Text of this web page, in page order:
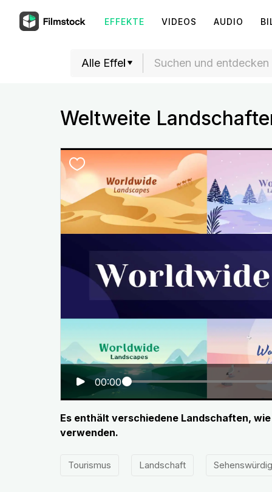
EFFEKTE VIDEOS AUDIO
Weltweite
00:00
Es enthält verschiedene Landschaften,
verwenden.
Tourismus Landschaft